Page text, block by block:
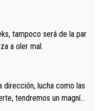
Enric Más en San Seb
la mejoría, podríamos ten
tampoco será de la par
a oler mal.
dirección, lucha como las
tendremos un magnífi